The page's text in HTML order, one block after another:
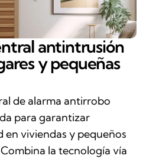
antintrusión
y pequeñas
de alarma antirrobo
para garantizar
en viviendas y pequeños
la tecnología vía